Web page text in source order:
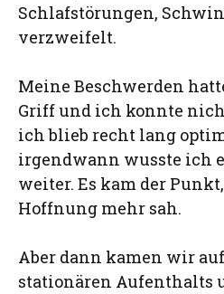
Schlafstörungen,
verzweifelt.
Meine Beschwerden
Griff und ich konnte
ich blieb recht lang
irgendwann wusste ich
weiter. Es kam der
Hoffnung mehr sah.
Aber dann kamen wir
stationären Aufenthalts